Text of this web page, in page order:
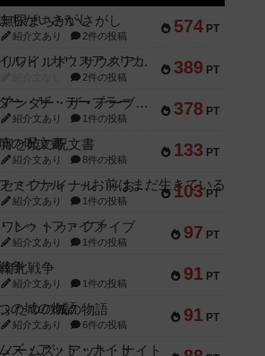
574 PT
無限まちがいさがし
紹介文あり 2件の投稿
389 PT
リワイルド：サウスアメリカ
2件の投稿
378 PT
アンダー・ザ・テーブラー
紹介文あり 1件の投稿
133 PT
宵と暁の呪文書
紹介文あり 8件の投稿
103 PT
セミファイナル ～お前はまだ生きている～
紹介文あり 1件の投稿
97 PT
ワン・トゥ・ファイブ
紹介文あり 1件の投稿
91 PT
南北戦争
紹介文あり 1件の投稿
91 PT
ふたつの城の物語
紹介文あり 6件の投稿
ノームズ・アット・ナイト